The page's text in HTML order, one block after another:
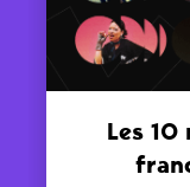
Les